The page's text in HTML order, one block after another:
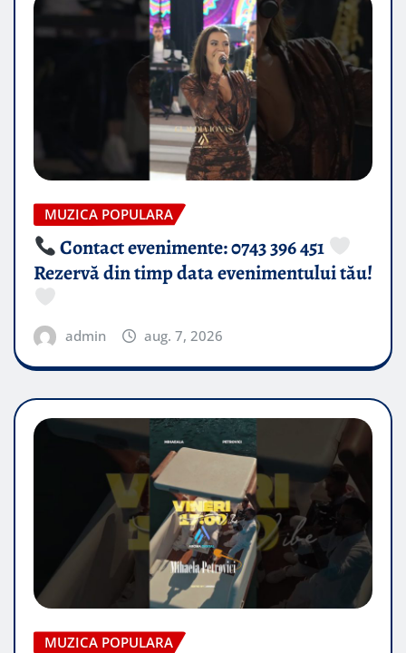
MUZICA POPULARA
Contact evenimente: 0743 396 451
Rezervă din timp data evenimentului tău!
admin aug. 7, 2026
MUZICA POPULARA